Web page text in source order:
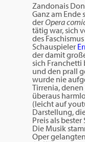
Zandonais
Ganz am Ende
derOpera
tätig war, sich
des
Schauspieler
der damit
sich Franchetti
und den prall
wurde nie
Tirrenia,
überaus
(leicht auf
Darstellung,
Preis als
Die Musik
Oper